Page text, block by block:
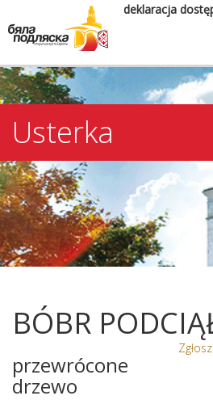
deklaracja
Usterka
BÓBR
przewrócone
drzewo